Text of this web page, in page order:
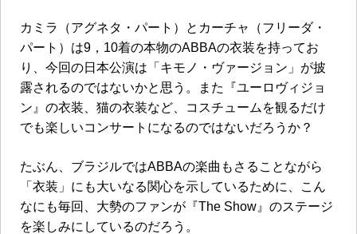
カミラ（アグネタ・パート）とカーチャ（フリーダ・
パート）は9 ， 10着の本物のABBAの衣装を持ってお
り、今回の日本公演は「キモノ・ヴァージョン」が披
露されるのではないかと思う。また『ユーロヴィジョ
ン』の衣装、猫の衣装など、コスチュームを観るだけ
でも楽しいコンサートになるのではないだろうか？
たぶん、ブラジルではABBAの楽曲もさることながら
「衣装」にも大いなる関心を示しているために、こん
なにも毎回、大勢のファンが『The Show 』のステージ
を楽しみにしているのだろう。